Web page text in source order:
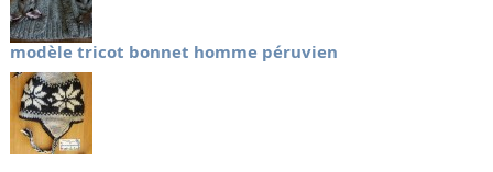
modèle tricot bonnet homme péruvien